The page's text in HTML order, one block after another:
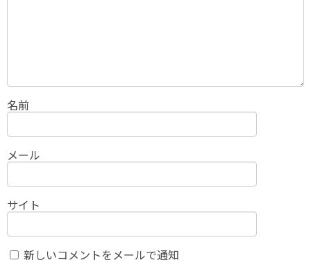
名前
メール
サイト
新しいコメントをメールで通知